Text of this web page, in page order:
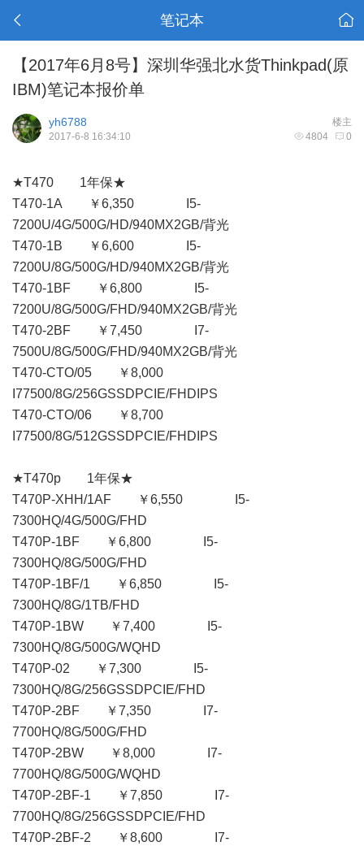
笔记本
【2017年6月8号】深圳华强北水货Thinkpad(原
IBM)笔记本报价单
楼主
yh6788
4804 0
2017-6-8 16:34:10
★T470 1年保★
T470-1A ￥6,350 I5-
7200U/4G/500G/HD/940MX2GB/背光
T470-1B ￥6,600 I5-
7200U/8G/500G/HD/940MX2GB/背光
T470-1BF ￥6,800 I5-
7200U/8G/500G/FHD/940MX2GB/背光
T470-2BF ￥7,450 I7-
7500U/8G/500G/FHD/940MX2GB/背光
T470-CTO/05 ￥8,000
I77500/8G/256GSSDPCIE/FHDIPS
T470-CTO/06 ￥8,700
I77500/8G/512GSSDPCIE/FHDIPS
★T470p 1年保★
T470P-XHH/1AF ￥6,550 I5-
7300HQ/4G/500G/FHD
T470P-1BF ￥6,800 I5-
7300HQ/8G/500G/FHD
T470P-1BF/1 ￥6,850 I5-
7300HQ/8G/1TB/FHD
T470P-1BW ￥7,400 I5-
7300HQ/8G/500G/WQHD
T470P-02 ￥7,300 I5-
7300HQ/8G/256GSSDPCIE/FHD
T470P-2BF ￥7,350 I7-
7700HQ/8G/500G/FHD
T470P-2BW ￥8,000 I7-
7700HQ/8G/500G/WQHD
T470P-2BF-1 ￥7,850 I7-
7700HQ/8G/256GSSDPCIE/FHD
T470P-2BF-2 ￥8,600 I7-